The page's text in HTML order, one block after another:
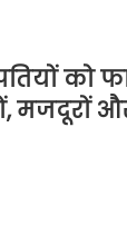
को
मजदूरों